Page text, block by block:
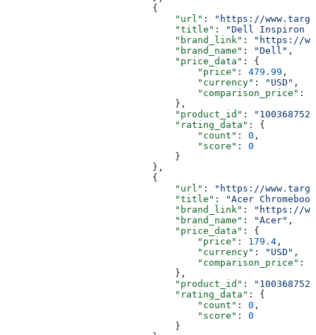
                          {
                              "url"
:
"https://
                              "title"
:
"Dell Inspiron
                              "brand_link"
:
"https://
                              "brand_name"
: "Dell" ,
                              "price_data"
: {
                                  "price"
: 479.99 ,
                                  "currency"
: "USD" ,
                                  "comparison_price"
:
                              },
                              "product_id"
:
                              "rating_data"
: {
                                  "count"
: 0 ,
                                  "score"
: 0
                              }
                          },
                          {
                              "url"
:
"https://
                              "title"
:
"Acer
                              "brand_link"
:
"https://
                              "brand_name"
: "Acer" ,
                              "price_data"
: {
                                  "price"
: 179.4 ,
                                  "currency"
: "USD" ,
                                  "comparison_price"
:
                              },
                              "product_id"
:
                              "rating_data"
: {
                                  "count"
: 0 ,
                                  "score"
: 0
                              }